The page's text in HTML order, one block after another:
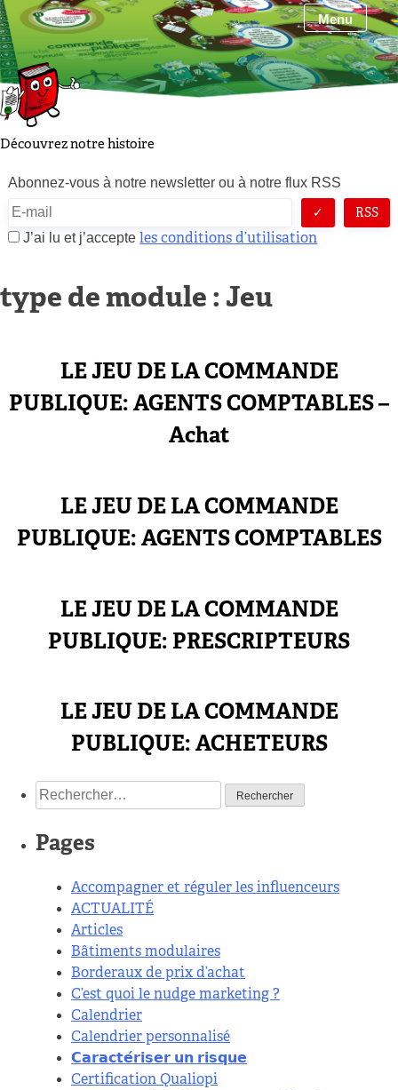
Skip
to
content
Menu
Découvrez notre histoire
Abonnez-vous à notre newsletter ou à notre flux RSS
RSS
J’ai lu et j’accepteles conditions d’utilisation
type de module : Jeu
LE JEU DE LA COMMANDE
PUBLIQUE: AGENTS COMPTABLES –
Achat
LE JEU DE LA COMMANDE
PUBLIQUE: AGENTS COMPTABLES
LE JEU DE LA COMMANDE
PUBLIQUE: PRESCRIPTEURS
LE JEU DE LA COMMANDE
PUBLIQUE: ACHETEURS
Rechercher :
Pages
Accompagner et réguler les influenceurs
ACTUALITÉ
Articles
Bâtiments modulaires
Borderaux de prix d’achat
C’est quoi le nudge marketing ?
Calendrier
Calendrier personnalisé
𝗖𝗮𝗿𝗮𝗰𝘁𝗲́𝗿𝗶𝘀𝗲𝗿 𝘂𝗻 𝗿𝗶𝘀𝗾𝘂𝗲
Certification Qualiopi